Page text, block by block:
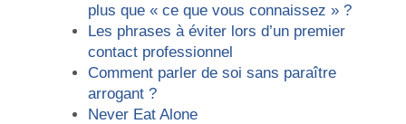
plus que « ce que vous connaissez » ?
Les phrases à éviter lors d’un premier
contact professionnel
Comment parler de soi sans paraître
arrogant ?
Never Eat Alone